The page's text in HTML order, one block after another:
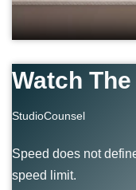
Watch
StudioCounsel
Speed does not
speed limit.